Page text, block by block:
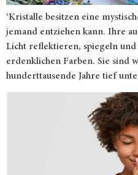
‘Kristalle besitzen eine
jemand entziehen kann. Ihre
Licht reflektieren, spiegeln
erdenklichen Farben. Sie sind
hunderttausende Jahre tief